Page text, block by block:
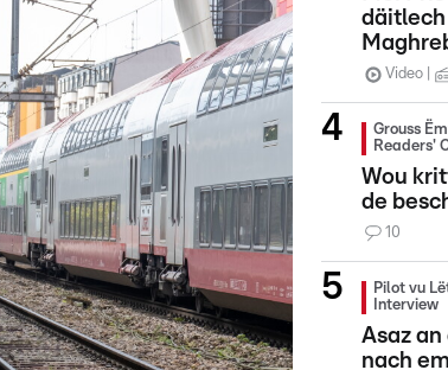
däitlech
Video
Grouss
Readers'
Wou
de
10
Pilot vu
Interview
Asaz
nach